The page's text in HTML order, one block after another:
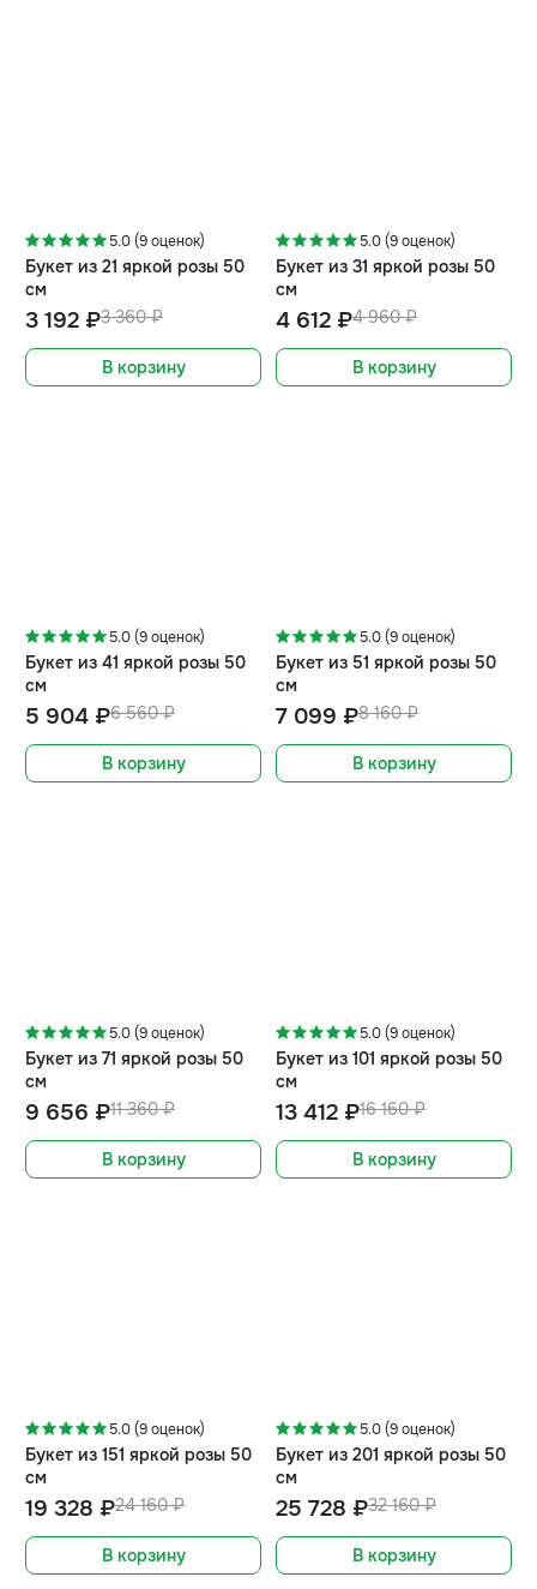
5.0 (9 оценок)
Букет из 21 яркой розы 50
см
3 360 ₽
3 192 ₽
В корзину
5.0 (9 оценок)
Букет из 31 яркой розы 50
см
4 960 ₽
4 612 ₽
В корзину
5.0 (9 оценок)
Букет из 41 яркой розы 50
см
6 560 ₽
5 904 ₽
В корзину
5.0 (9 оценок)
Букет из 51 яркой розы 50
см
8 160 ₽
7 099 ₽
В корзину
5.0 (9 оценок)
Букет из 71 яркой розы 50
см
11 360 ₽
9 656 ₽
В корзину
5.0 (9 оценок)
Букет из 101 яркой розы 50
см
16 160 ₽
13 412 ₽
В корзину
5.0 (9 оценок)
Букет из 151 яркой розы 50
см
24 160 ₽
19 328 ₽
В корзину
5.0 (9 оценок)
Букет из 201 яркой розы 50
см
32 160 ₽
25 728 ₽
В корзину